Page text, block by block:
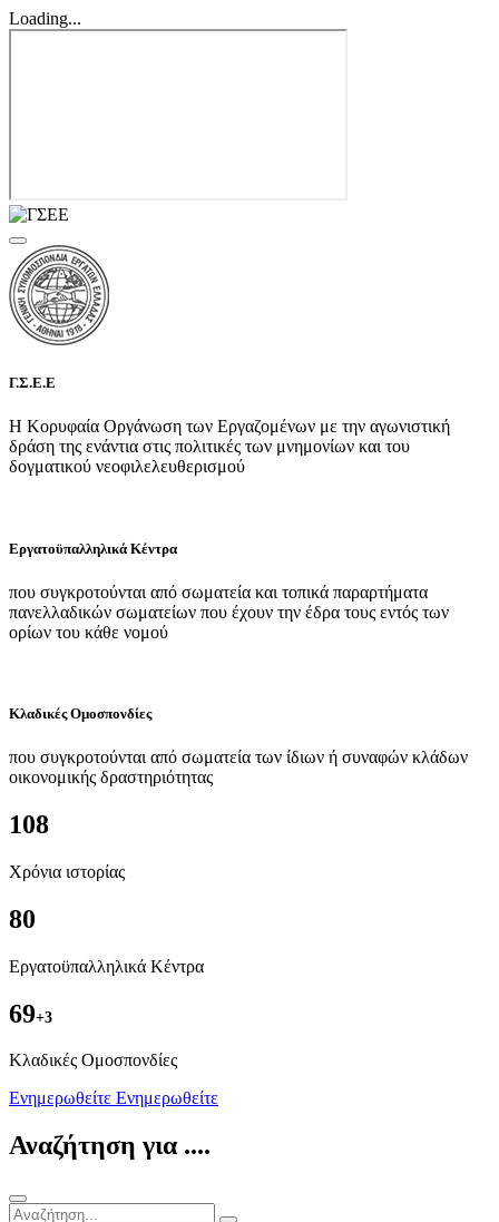
Loading...
Γ.Σ.Ε.Ε
Η Κορυφαία Οργάνωση των Εργαζομένων με την αγωνιστική
δράση της ενάντια στις πολιτικές των μνημονίων και του
δογματικού νεοφιλελευθερισμού
Εργατοϋπαλληλικά Κέντρα
που συγκροτούνται από σωματεία και τοπικά παραρτήματα
πανελλαδικών σωματείων που έχουν την έδρα τους εντός των
ορίων του κάθε νομού
Κλαδικές Ομοσπονδίες
που συγκροτούνται από σωματεία των ίδιων ή συναφών κλάδων
οικονομικής δραστηριότητας
108
Χρόνια ιστορίας
80
Εργατοϋπαλληλικά Κέντρα
69+3
Kλαδικές Ομοσπονδίες
Ενημερωθείτε Ενημερωθείτε
Αναζήτηση για ....